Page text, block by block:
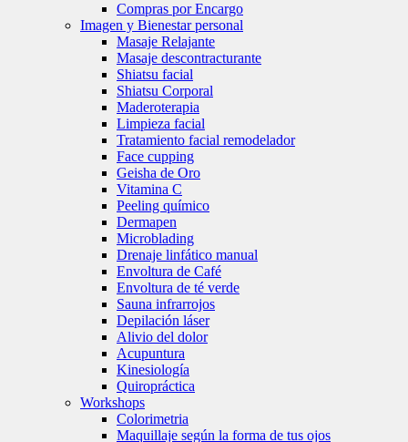
Compras por Encargo
Imagen y Bienestar personal
Masaje Relajante
Masaje descontracturante
Shiatsu facial
Shiatsu Corporal
Maderoterapia
Limpieza facial
Tratamiento facial remodelador
Face cupping
Geisha de Oro
Vitamina C
Peeling químico
Dermapen
Microblading
Drenaje linfático manual
Envoltura de Café
Envoltura de té verde
Sauna infrarrojos
Depilación láser
Alivio del dolor
Acupuntura
Kinesiología
Quiropráctica
Workshops
Colorimetria
Maquillaje según la forma de tus ojos